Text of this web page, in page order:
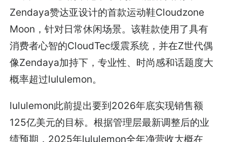
Zendaya赞达亚设计的首款运动鞋Cloudzone
Moon ，针对日常休闲场景。该鞋款使用了具有
消费者心智的CloudTec缓震系统，并在Z世代偶
像Zendaya加持下，专业性、时尚感和话题度大
概率超过lululemon。
lululemon此前提出要到2026年底实现销售额
125亿美元的目标。根据管理层最新调整后的业
绩预期，2025年lululemon全年净营收大概在